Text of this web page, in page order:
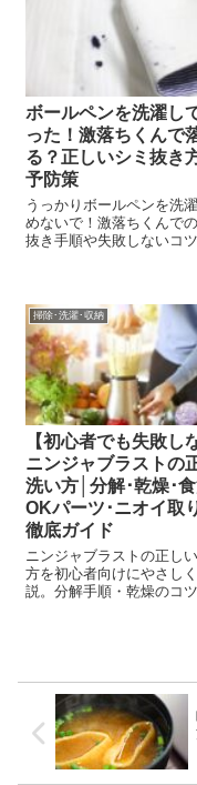
ボールペンを洗濯し
った！激落ちくんで
る？正しいシミ抜き
予防策
うっかりボールペンを洗
めないで！激落ちくんで
抜き手順や失敗しないコ
掃除･洗濯･収納
【初心者でも失敗し
ニンジャブラストの
洗い方│分解･乾燥･
OKパーツ･ニオイ取
徹底ガイド
ニンジャブラストの正し
方を初心者向けにやさし
説。分解手順・乾燥のコ
た。